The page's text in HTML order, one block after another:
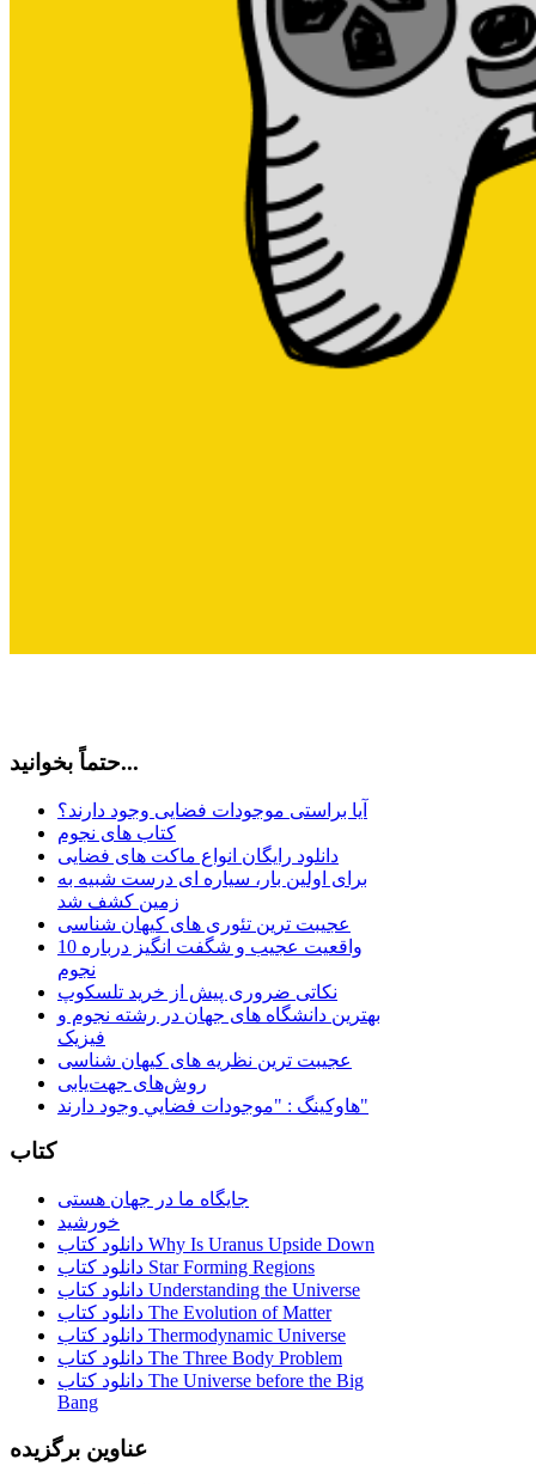
حتماً بخوانید...
آیا براستی موجودات فضایی وجود دارند؟
کتاب های نجوم
دانلود رایگان انواع ماکت های فضایی
برای اولین بار، سیاره ای درست شبیه به
زمین کشف شد
عجیبت ترین تئوری های کیهان شناسی
10 واقعیت عجیب و شگفت انگیز درباره
نجوم
نکاتی ضروری پیش از خرید تلسکوپ
بهترین دانشگاه های جهان در رشته نجوم و
فیزیک
عجیبت ترین نظریه های کیهان شناسی
روش‌های جهت‌یابی
هاوكينگ : "موجودات فضايي وجود دارند"
کتاب
جایگاه ما در جهان هستی
خورشید
دانلود کتاب Why Is Uranus Upside Down
دانلود کتاب Star Forming Regions
دانلود کتاب Understanding the Universe
دانلود کتاب The Evolution of Matter
دانلود کتاب Thermodynamic Universe
دانلود کتاب The Three Body Problem
دانلود کتاب The Universe before the Big
Bang
عناوین برگزیده